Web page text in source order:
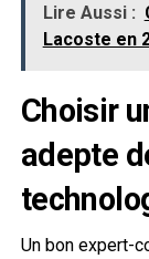
Lire Aussi :
Lacoste en
Choisir
adepte
Un bon expert-